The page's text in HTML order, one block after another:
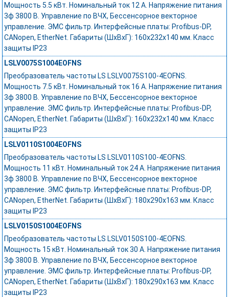
Мощность 5.5 кВт. Номинальный ток 12 А. Напряжение питания
3ф 3800 В. Управление по ВЧХ, Бессенсорное векторное
управление. ЭМС фильтр. Интерфейсные платы: Profibus-DP,
CANopen, EtherNet. Габариты (ШхВхГ): 160х232х140 мм. Класс
защиты IP23
LSLV0075S1004EOFNS
Преобразователь частоты LS LSLV0075S100-4EOFNS.
Мощность 7.5 кВт. Номинальный ток 16 А. Напряжение питания
3ф 3800 В. Управление по ВЧХ, Бессенсорное векторное
управление. ЭМС фильтр. Интерфейсные платы: Profibus-DP,
CANopen, EtherNet. Габариты (ШхВхГ): 160х232х140 мм. Класс
защиты IP23
LSLV0110S1004EOFNS
Преобразователь частоты LS LSLV0110S100-4EOFNS.
Мощность 11 кВт. Номинальный ток 24 А. Напряжение питания
3ф 3800 В. Управление по ВЧХ, Бессенсорное векторное
управление. ЭМС фильтр. Интерфейсные платы: Profibus-DP,
CANopen, EtherNet. Габариты (ШхВхГ): 180х290х163 мм. Класс
защиты IP23
LSLV0150S1004EOFNS
Преобразователь частоты LS LSLV0150S100-4EOFNS.
Мощность 15 кВт. Номинальный ток 30 А. Напряжение питания
3ф 3800 В. Управление по ВЧХ, Бессенсорное векторное
управление. ЭМС фильтр. Интерфейсные платы: Profibus-DP,
CANopen, EtherNet. Габариты (ШхВхГ): 180х290х163 мм. Класс
защиты IP23